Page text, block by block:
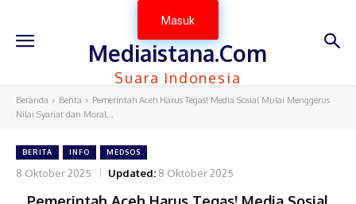
Masuk
Mediaistana.Com
Suara Indonesia
Beranda Berita
Pemerintah Aceh Harus Tegas! Media Sosial Mulai Menggerus
Nilai Syariat dan Moral...
BERITA INFO MEDSOS
8 Oktober 2025 Updated: 8 Oktober 2025
Pemerintah Aceh Harus Tegas! Media Sosial